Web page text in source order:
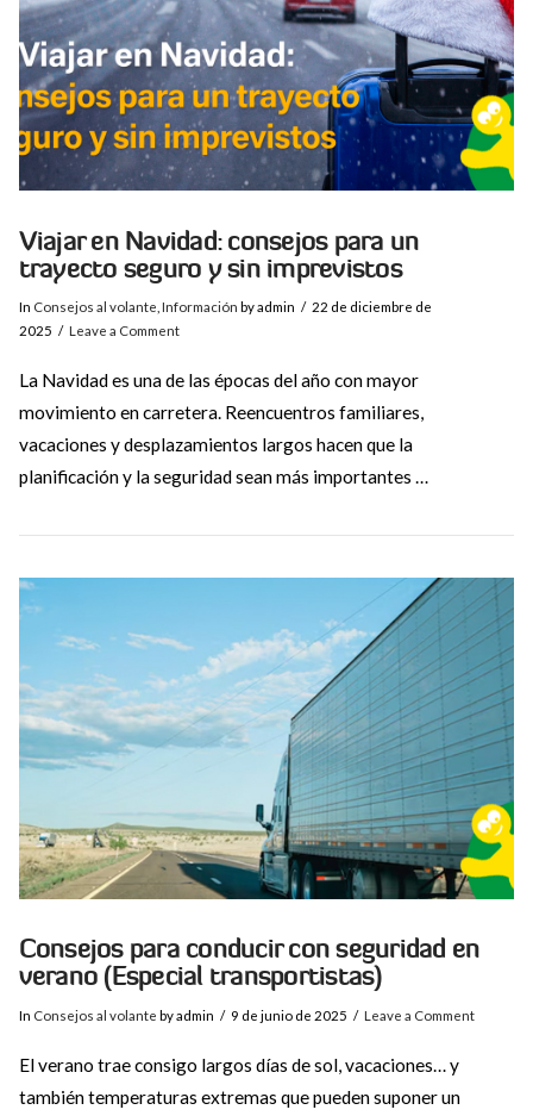
VIEW POST
Viajar en Navidad: consejos para un
trayecto seguro y sin imprevistos
In Consejos al volante Información by admin
22 de diciembre de
2025
Leave a Comment
La Navidad es una de las épocas del año con mayor
movimiento en carretera. Reencuentros familiares,
vacaciones y desplazamientos largos hacen que la
planificación y la seguridad sean más importantes …
Consejos para conducir con seguridad en
verano (Especial transportistas)
In Consejos al volante by admin 9 de junio de 2025 Leave a Comment
El verano trae consigo largos días de sol, vacaciones… y
también temperaturas extremas que pueden suponer un